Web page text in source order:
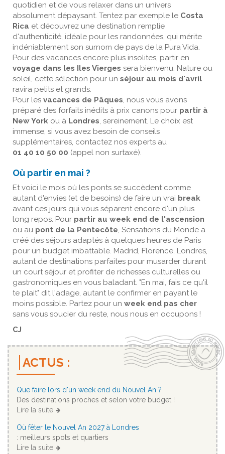
quotidien et de vous relaxer dans un univers
absolument dépaysant. Tentez par exemple le Costa
Rica et découvrez une destination remplie
d'authenticité, idéale pour les randonnées, qui mérite
indéniablement son surnom de pays de la Pura Vida.
Pour des vacances encore plus insolites, partir en
voyage dans les Iles Vierges sera bienvenu. Nature ou
soleil, cette sélection pour un séjour au mois d'avril
ravira petits et grands.
Pour les vacances de Pâques, nous vous avons
préparé des forfaits inédits à prix canons pour partir à
New York ou à Londres, sereinement. Le choix est
immense, si vous avez besoin de conseils
supplémentaires, contactez nos experts au
01 40 10 50 00 (appel non surtaxé).
Où partir en mai ?
Et voici le mois où les ponts se succèdent comme
autant d'envies (et de besoins) de faire un vrai break
avant ces jours qui vous séparent encore d'un plus
long repos. Pour partir au week end de l'ascension
ou au pont de la Pentecôte, Sensations du Monde a
créé des séjours adaptés à quelques heures de Paris
pour un budget imbattable. Madrid, Florence, Londres,
autant de destinations parfaites pour musarder durant
un court séjour et profiter de richesses culturelles ou
gastronomiques en vous baladant. "En mai, fais ce qu'il
te plait" dit l'adage, autant le confirmer en payant le
moins possible. Partez pour un week end pas cher
sans vous soucier du reste, nous nous en occupons !
CJ
ACTUS :
Que faire lors d'un week end du Nouvel An ?
Des destinations proches et selon votre budget !
Lire la suite
Où fêter le Nouvel An 2027 à Londres
: meilleurs spots et quartiers
Lire la suite